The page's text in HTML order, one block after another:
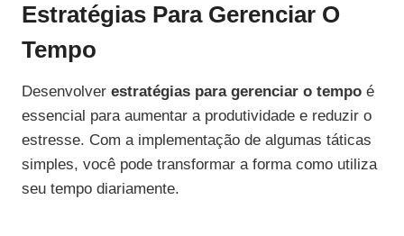
Estratégias Para Gerenciar O
Tempo
Desenvolver estratégias para gerenciar o tempo é
essencial para aumentar a produtividade e reduzir o
estresse. Com a implementação de algumas táticas
simples, você pode transformar a forma como utiliza
seu tempo diariamente.